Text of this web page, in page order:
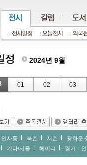
2024년 9월
01 02 03
인사동 북촌 서촌
광화문∙
기타/서울 헤이리 경기ㆍ